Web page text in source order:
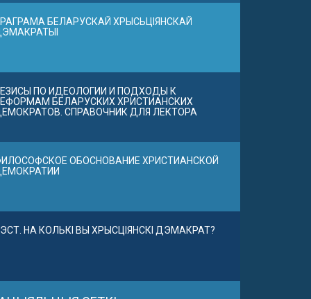
БЕЛАРУСКАЙ ХРЫСЬЦІЯНСКАЙ
ПО ИДЕОЛОГИИ И ПОДХОДЫ К
БЕЛАРУСКИХ ХРИСТИАНСКИХ
СПРАВОЧНИК ДЛЯ ЛЕКТОРА
ОБОСНОВАНИЕ ХРИСТИАНСКОЙ
НА КОЛЬКІ ВЫ ХРЫСЦІЯНСКІ ДЭМАКРАТ?